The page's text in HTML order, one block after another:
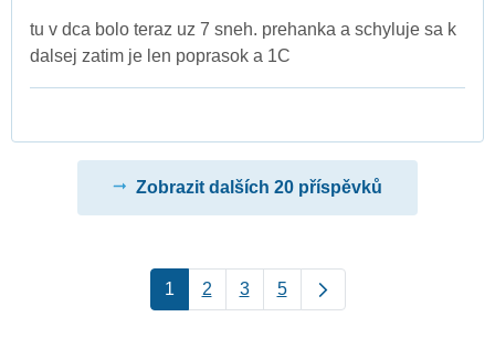
tu v dca bolo teraz uz 7 sneh. prehanka a schyluje sa k
dalsej zatim je len poprasok a 1C
Zobrazit dalších 20 příspěvků
1 2 3 5